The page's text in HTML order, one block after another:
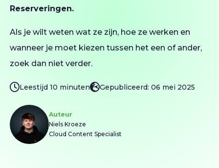
Reserveringen.
Als je wilt weten wat ze zijn, hoe ze werken en
wanneer je moet kiezen tussen het een of ander,
zoek dan niet verder.
Auteur
Niels Kroeze
Cloud Content Specialist
Leestijd 10 minuten Gepubliceerd: 06 mei 2025